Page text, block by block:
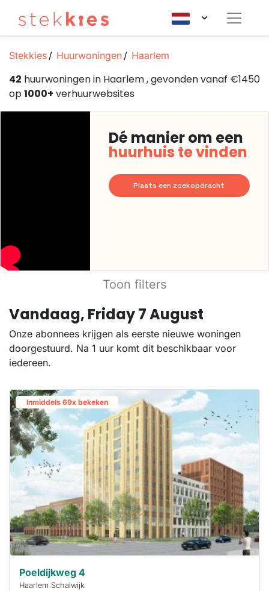
Stekkies Huurwoningen Haarlem
42 huurwoningen in Haarlem , gevonden vanaf €1450
op1000+ verhuurwebsites
Dé manier om een
huurhuis te vinden
Plaats een zoekopdracht
Toon filters
Vandaag, Friday 7 August
Onze abonnees krijgen als eerste nieuwe woningen
doorgestuurd. Na 1 uur komt dit beschikbaar voor
iedereen.
Inmiddels 69x bekeken
Poeldijkweg 4
Haarlem Schalwijk